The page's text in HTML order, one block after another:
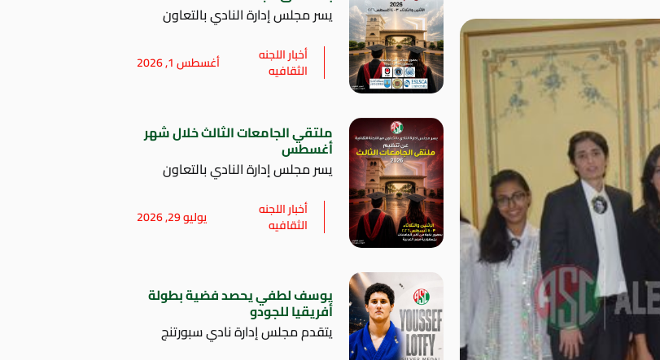
يسر مجلس إدارة النادي بالتعاون
أخبار اللجنه
الثقافيه أغسطس 1, 2026
ملتقي الجامعات الثالث خلال شهر
أغسطس
يسر مجلس إدارة النادي بالتعاون
أخبار اللجنه
الثقافيه يوليو 29, 2026
يوسف لطفي يحصد فضية بطولة
أفريقيا للجودو
يتقدم مجلس إدارة نادي سبورتنج